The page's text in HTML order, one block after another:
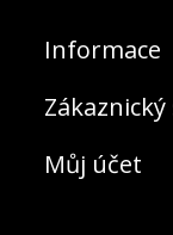
Informace
Můj účet